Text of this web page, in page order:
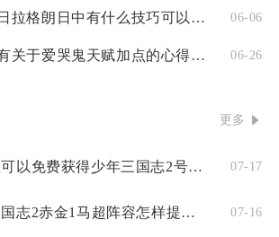
无尽的拉格朗日拉格朗日中有什么技巧可以增加矿石获取量 06-06
第五人格有没有关于爱哭鬼天赋加点的心得体会 06-26
更多
在哪里可以免费获得少年三国志2号令天下 07-17
少年三国志2赤金1马超阵容怎样提升实力 07-16